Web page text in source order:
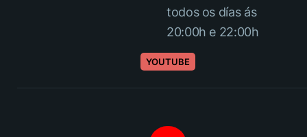
todos os días ás
20:00h e 22:00h
YOUTUBE